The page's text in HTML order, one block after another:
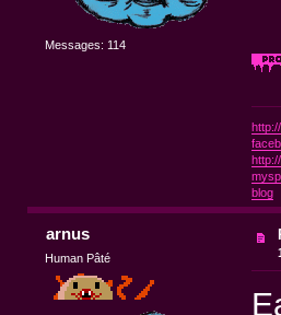
Messages: 114
blog
arnus
Human Pâté